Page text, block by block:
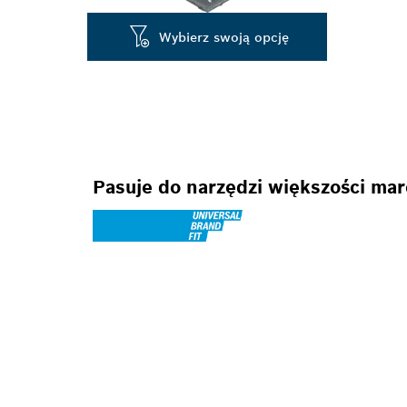
Wybierz swoją opcję
Pasuje do narzędzi większości